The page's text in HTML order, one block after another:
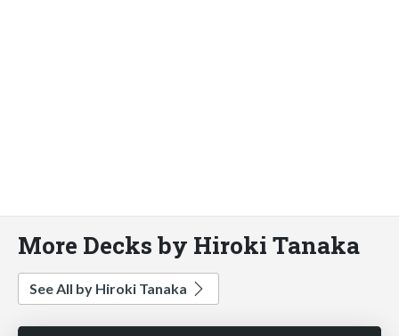
More Decks by Hiroki Tanaka
See All by Hiroki Tanaka